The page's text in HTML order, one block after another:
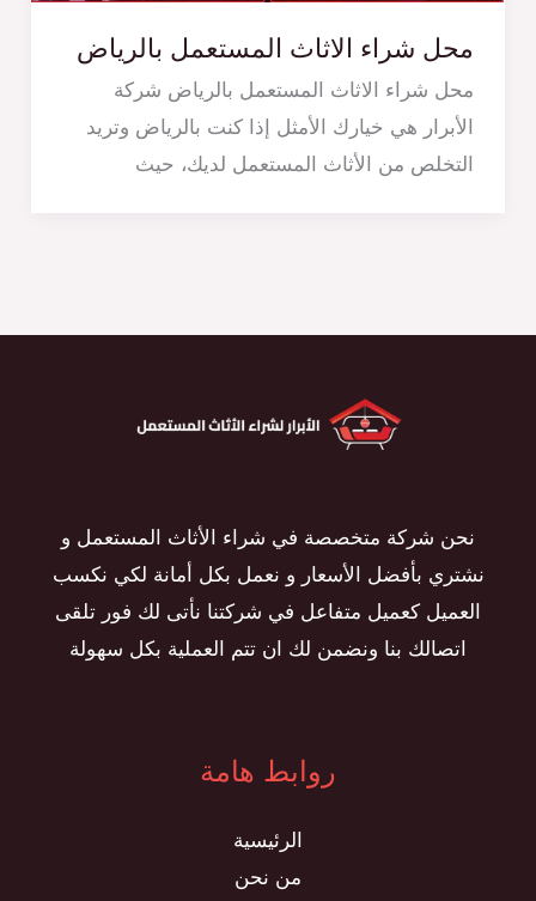
محل شراء الاثاث المستعمل بالرياض
محل شراء الاثاث المستعمل بالرياض شركة
الأبرار هي خيارك الأمثل إذا كنت بالرياض وتريد
التخلص من الأثاث المستعمل لديك، حيث
نحن شركة متخصصة في شراء الأثاث المستعمل و
نشتري بأفضل الأسعار و نعمل بكل أمانة لكي نكسب
العميل كعميل متفاعل في شركتنا نأتى لك فور تلقى
اتصالك بنا ونضمن لك ان تتم العملية بكل سهولة
روابط هامة
الرئيسية
من نحن